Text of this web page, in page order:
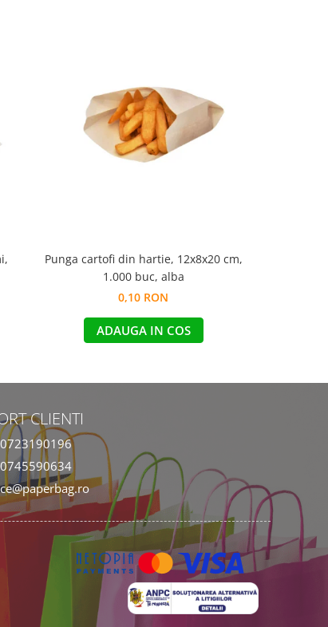
Punga cartofi din hartie, 12x8x20 cm,
1.000 buc, alba
0,10 RON
ADAUGA IN COS
CLIENTI